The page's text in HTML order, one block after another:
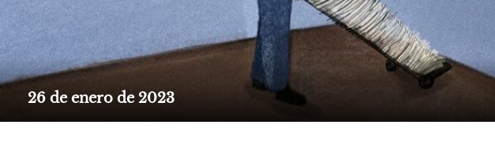
26 de enero de 2023